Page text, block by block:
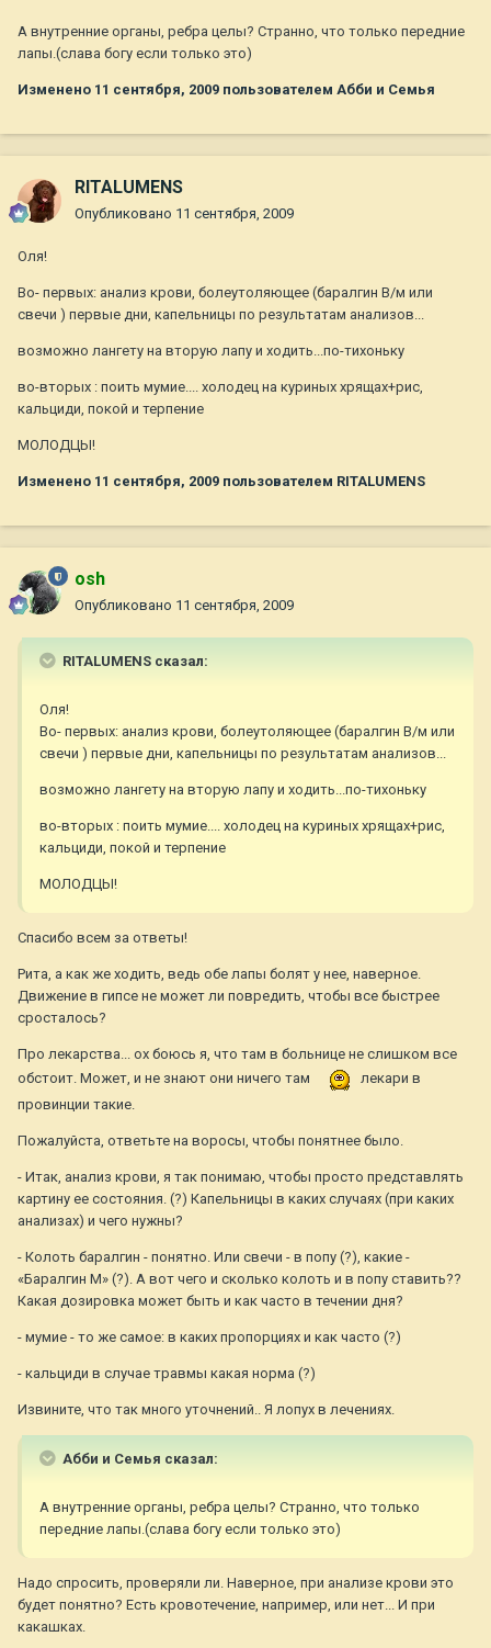
А внутренние органы, ребра целы? Странно, что только передние
лапы.(слава богу если только это)
Изменено 11 сентября, 2009 пользователем Абби и Семья
RITALUMENS
Опубликовано 11 сентября, 2009
Оля!
Во- первых: анализ крови, болеутоляющее (баралгин В/м или
свечи ) первые дни, капельницы по результатам анализов...
возможно лангету на вторую лапу и ходить...по-тихоньку
во-вторых : поить мумие.... холодец на куриных хрящах+рис,
кальциди, покой и терпение
МОЛОДЦЫ!
Изменено 11 сентября, 2009 пользователем RITALUMENS
osh
Опубликовано 11 сентября, 2009
RITALUMENS сказал:
Оля!
Во- первых: анализ крови, болеутоляющее (баралгин В/м или
свечи ) первые дни, капельницы по результатам анализов...
возможно лангету на вторую лапу и ходить...по-тихоньку
во-вторых : поить мумие.... холодец на куриных хрящах+рис,
кальциди, покой и терпение
МОЛОДЦЫ!
Спасибо всем за ответы!
Рита, а как же ходить, ведь обе лапы болят у нее, наверное.
Движение в гипсе не может ли повредить, чтобы все быстрее
сросталось?
Про лекарства... ох боюсь я, что там в больнице не слишком все
обстоит. Может, и не знают они ничего там
лекари в
провинции такие.
Пожалуйста, ответьте на воросы, чтобы понятнее было.
- Итак, анализ крови, я так понимаю, чтобы просто представлять
картину ее состояния. (?) Капельницы в каких случаях (при каких
анализах) и чего нужны?
- Колоть баралгин - понятно. Или свечи - в попу (?), какие -
«Баралгин М» (?). А вот чего и сколько колоть и в попу ставить??
Какая дозировка может быть и как часто в течении дня?
- мумие - то же самое: в каких пропорциях и как часто (?)
- кальциди в случае травмы какая норма (?)
Извините, что так много уточнений.. Я лопух в лечениях.
Абби и Семья сказал:
А внутренние органы, ребра целы? Странно, что только
передние лапы.(слава богу если только это)
Надо спросить, проверяли ли. Наверное, при анализе крови это
будет понятно? Есть кровотечение, например, или нет... И при
какашках.